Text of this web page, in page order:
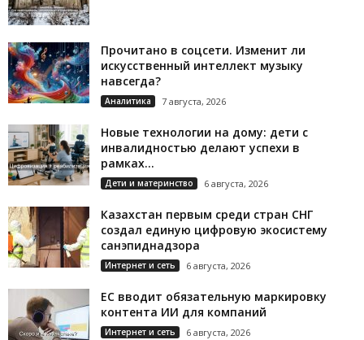
Прочитано в соцсети. Изменит ли
искусственный интеллект музыку
навсегда?
Аналитика 7 августа, 2026
Новые технологии на дому: дети с
инвалидностью делают успехи в
рамках...
Дети и материнство 6 августа, 2026
Казахстан первым среди стран СНГ
создал единую цифровую экосистему
санэпиднадзора
Интернет и сеть 6 августа, 2026
ЕС вводит обязательную маркировку
контента ИИ для компаний
Интернет и сеть 6 августа, 2026